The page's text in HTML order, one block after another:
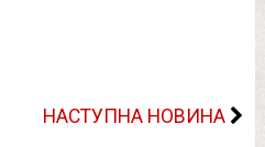
НАСТУПНА НОВИНА